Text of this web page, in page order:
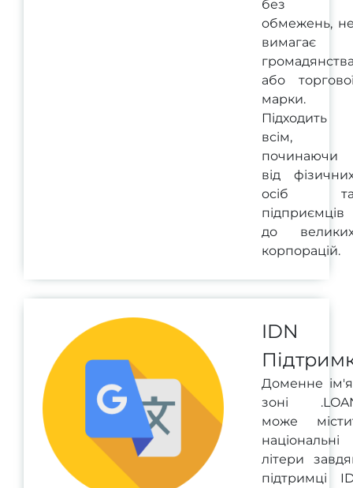
без
обмежень,
вимагає
або
марки.
Підходить
всім,
починаючи
від
осіб
підприємців
до
корпорацій.
IDN
Доменне
зоні
може
національні
літери
підтримці